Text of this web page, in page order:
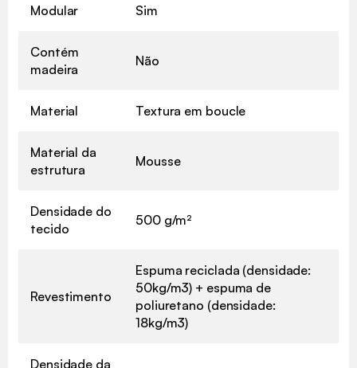
Modular Sim
Contém
madeira
Não
Material Textura em boucle
Material da
estrutura
Mousse
Densidade do
tecido
500 g/m²
Revestimento
Espuma reciclada (densidade:
50kg/m3) + espuma de
poliuretano (densidade:
18kg/m3)
Densidade da